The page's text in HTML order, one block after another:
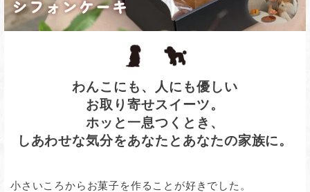
わんこにも、人にも優しい
お取り寄せスイーツ。
ホッと一息つくとき、
しあわせな気分をあなたとあなたの家族に。
小さいころからお菓子を作ることが好きでした。